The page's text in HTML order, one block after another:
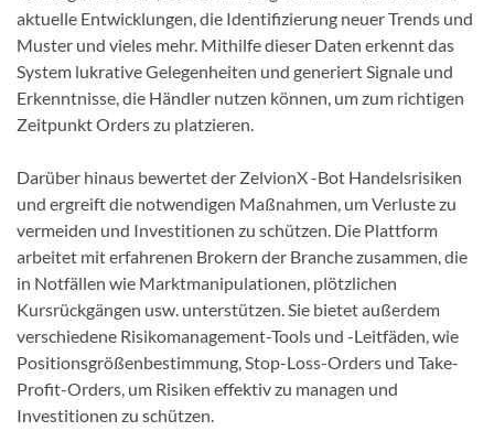
aktuelle Entwicklungen, die Identifizierung neuer Trends und
Muster und vieles mehr. Mithilfe dieser Daten erkennt das
System lukrative Gelegenheiten und generiert Signale und
Erkenntnisse, die Händler nutzen können, um zum richtigen
Zeitpunkt Orders zu platzieren.
Darüber hinaus bewertet der ZelvionX -Bot Handelsrisiken
und ergreift die notwendigen Maßnahmen, um Verluste zu
vermeiden und Investitionen zu schützen. Die Plattform
arbeitet mit erfahrenen Brokern der Branche zusammen, die
in Notfällen wie Marktmanipulationen, plötzlichen
Kursrückgängen usw. unterstützen. Sie bietet außerdem
verschiedene Risikomanagement-Tools und -Leitfäden, wie
Positionsgrößenbestimmung, Stop-Loss-Orders und Take-
Profit-Orders, um Risiken effektiv zu managen und
Investitionen zu schützen.